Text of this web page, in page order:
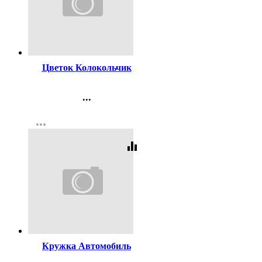
Цветок Колокольчик
...
Регистрация
more_horiz
equalizer
Кружка Автомобиль